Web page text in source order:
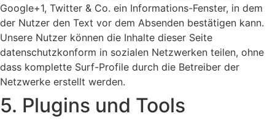
Google+1, Twitter & Co. ein Informations-Fenster, in dem
der Nutzer den Text vor dem Absenden bestätigen kann.
Unsere Nutzer können die Inhalte dieser Seite
datenschutzkonform in sozialen Netzwerken teilen, ohne
dass komplette Surf-Profile durch die Betreiber der
Netzwerke erstellt werden.
5. Plugins und Tools